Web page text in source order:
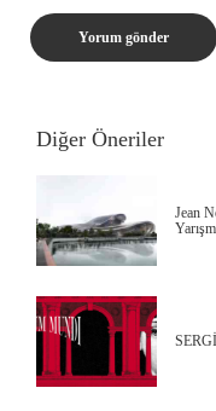
Diğer Öneriler
Jean